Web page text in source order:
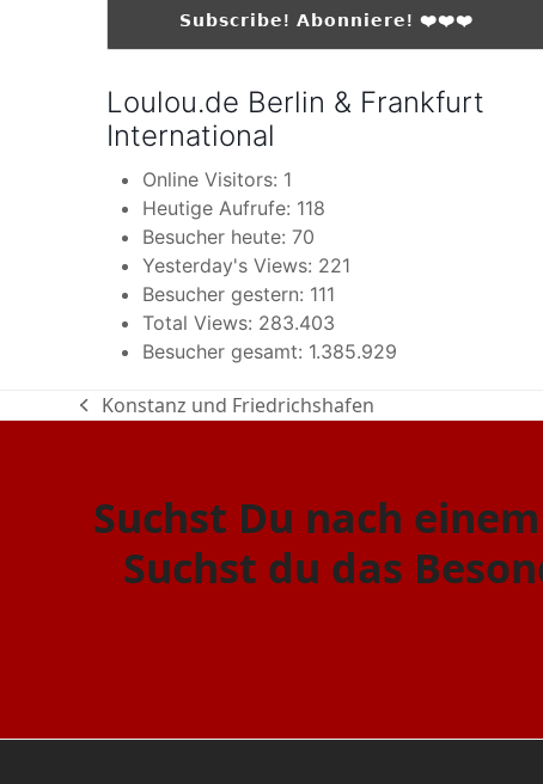
Loulou.de Berlin & Frankfurt
International
Online Visitors: 1
Heutige Aufrufe: 118
Besucher heute: 70
Yesterday's Views: 221
Besucher gestern: 111
Total Views: 283.403
Besucher gesamt: 1.385.929
vorheriger
Konstanz und Friedrichshafen
Suchst Du nach
Suchst du das